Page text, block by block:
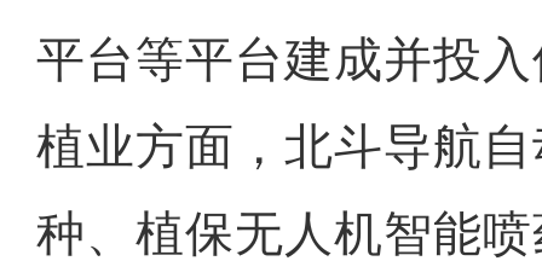
平台等平台建成并投
植业方面，北斗导航
种、植保无人机智能